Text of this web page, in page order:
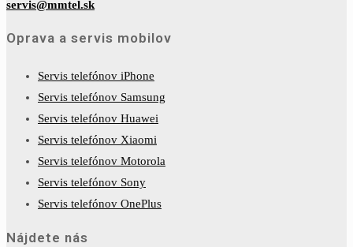
servis@mmtel.sk
Oprava a servis mobilov
Servis telefónov iPhone
Servis telefónov Samsung
Servis telefónov Huawei
Servis telefónov Xiaomi
Servis telefónov Motorola
Servis telefónov Sony
Servis telefónov OnePlus
Nájdete nás